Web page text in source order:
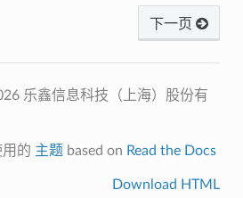
下一页
乐鑫信息科技（上海）股份有
的 主题 based on Read the Docs
Download HTML